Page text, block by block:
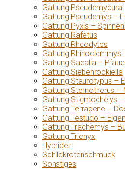
Gattung Pseudemydura
Gattung Pseudemys –
Gattung Pyxis –
Gattung Rafetus
Gattung Rheodytes
Gattung Rhinoclemmys
Gattung Sacalia –
Gattung Siebenrockiella
Gattung Staurotypus –
Gattung Sternotherus –
Gattung Stigmochelys
Gattung Terrapene –
Gattung Testudo –
Gattung Trachemys –
Gattung Trionyx
Hybriden
Schildkrötenschmuck
Sonstiges